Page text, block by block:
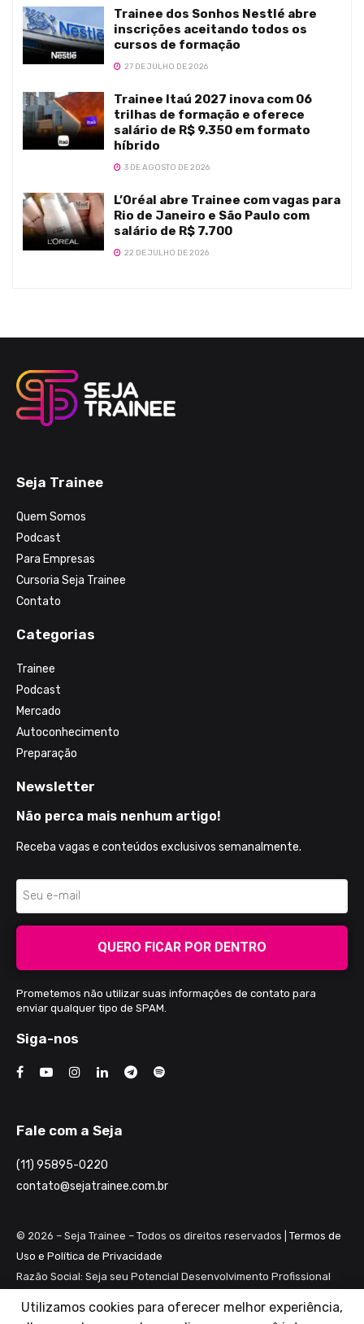
Trainee dos Sonhos Nestlé abre
inscrições aceitando todos os
cursos de formação
27 DE JULHO DE 2026
Trainee Itaú 2027 inova com 06
trilhas de formação e oferece
salário de R$ 9.350 em formato
híbrido
3 DE AGOSTO DE 2026
L’Oréal abre Trainee com vagas para
Rio de Janeiro e São Paulo com
salário de R$ 7.700
22 DE JULHO DE 2026
Seja Trainee
Quem Somos
Podcast
Para Empresas
Cursoria Seja Trainee
Contato
Categorias
Trainee
Podcast
Mercado
Autoconhecimento
Preparação
Newsletter
Não perca mais nenhum artigo!
Receba vagas e conteúdos exclusivos semanalmente.
QUERO FICAR POR DENTRO
Prometemos não utilizar suas informações de contato para
enviar qualquer tipo de SPAM.
Siga-nos
Fale com a Seja
(11) 95895-0220
contato@sejatrainee.com.br
© 2026 – Seja Trainee – Todos os direitos reservados | Termos de
Uso e Política de Privacidade
Razão Social: Seja seu Potencial Desenvolvimento Profissional
CNPJ: 28.461.983/0001-82
Utilizamos cookies para oferecer melhor experiência,